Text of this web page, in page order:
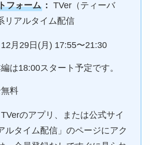
フォーム ： TVer（ティーバ
リアルタイム配信
12月29日(月) 17:55〜21:30
は18:00スタート予定です。
料
TVerのアプリ、または公式サイ
ルタイム配信」のページにアク